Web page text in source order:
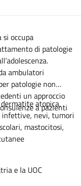
si occupa
di patologie
ambulatori
patologie non
un approccio
a pazienti
atopica,
nevi, tumori
mastocitosi,
e la UOC